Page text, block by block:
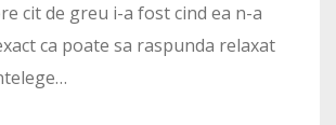
cit de greu i-a fost cind ea n-a
ca poate sa raspunda relaxat